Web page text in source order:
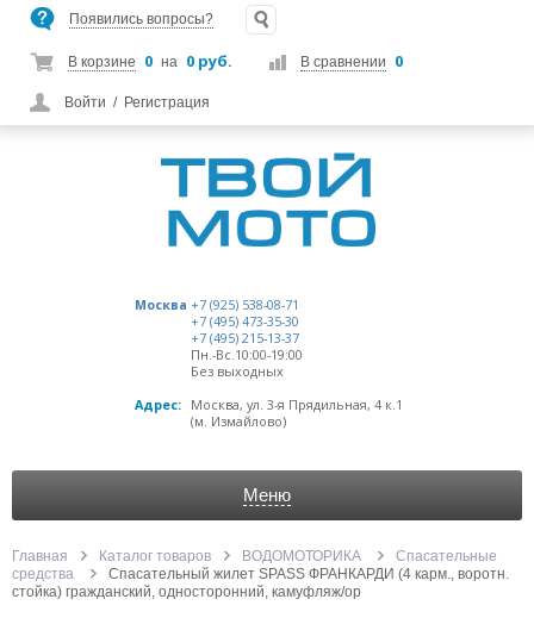
Появились вопросы?
В корзине 0 на 0 руб. В сравнении 0
Войти / Регистрация
Москва +7 (925) 538-08-71
+7 (495) 473-35-30
+7 (495) 215-13-37
Пн.-Вс.10:00-19:00
Без выходных
Адрес:
Москва, ул. 3-я Прядильная, 4 к.1
(м. Измайлово)
Меню
Главная Каталог товаров ВОДОМОТОРИКА
Спасательные
средства
Спасательный жилет SPASS ФРАНКАРДИ (4 карм., воротн.
стойка) гражданский, односторонний, камуфляж/ор